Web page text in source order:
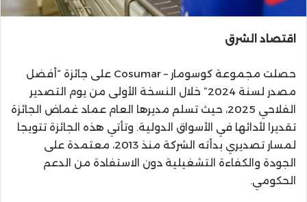
اقتصاد الشرق
حصلت مجموعة كوسومار – Cosumar على جائزة “أفضل
مصدر لسنة 2024” خلال النسخة الأولى من يوم التصدير
الفلاحي 2025، حيث تسلم مديرها العام عماد غماض الجائزة
تقديرا لأدائها في الأسواق الدولية. وتأتي هذه الجائزة تتويجا
لمسار تصديري بدأته الشركة منذ 2013، معتمدة على
الجودة والكفاءة التشغيلية دون الاستفادة من الدعم
الحكومي.